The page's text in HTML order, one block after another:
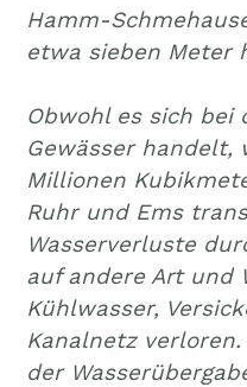
Hamm-
etwa sieben Meter
Obwohl es sich bei
Gewässer handelt,
Millionen
Ruhr und Ems
Wasserverluste
auf andere Art und
Kühlwasser,
Kanalnetz
der